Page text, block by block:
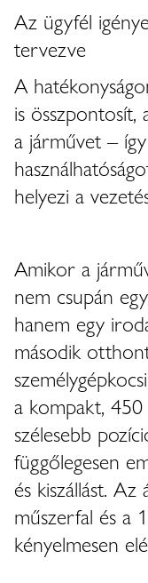
Az ügyfél
tervezve
A
is összpontosít,
a járművet –
helyezi a
Amikor a
nem csupán
hanem egy
második
a kompakt,
szélesebb
függőlegesen
és kiszállást.
műszerfal és a
kényelmesen